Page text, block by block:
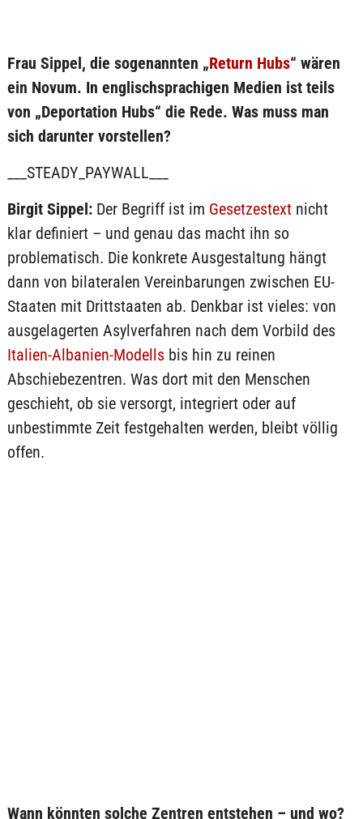
Frau Sippel, die sogenannten „Return Hubs“ wären
ein Novum. In englischsprachigen Medien ist teils
von „Deportation Hubs“ die Rede. Was muss man
sich darunter vorstellen?
___STEADY_PAYWALL___
Birgit Sippel:Der Begriff ist im Gesetzestextnicht
klar definiert – und genau das macht ihn so
problematisch. Die konkrete Ausgestaltung hängt
dann von bilateralen Vereinbarungen zwischen EU-
Staaten mit Drittstaaten ab. Denkbar ist vieles: von
ausgelagerten Asylverfahren nach dem Vorbild des
Italien-Albanien-Modellsbis hin zu reinen
Abschiebezentren. Was dort mit den Menschen
geschieht, ob sie versorgt, integriert oder auf
unbestimmte Zeit festgehalten werden, bleibt völlig
offen.
Wann könnten solche Zentren entstehen – und wo?